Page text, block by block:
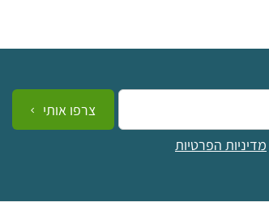
מדיניות הפרטיות
צרפו אותי